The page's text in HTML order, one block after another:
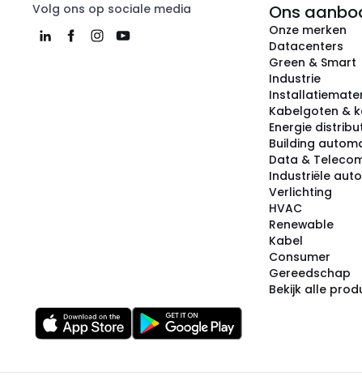
Volg ons op sociale media Ons
Onze merken
Datacenters
Green & Smart
Industrie
Kabelgoten &
Energie
Building
Data &
Industriële
Verlichting
HVAC
Renewable
Kabel
Consumer
Gereedschap
Bekijk alle